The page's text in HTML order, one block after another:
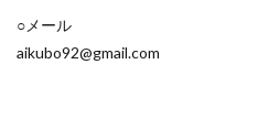
○メール
aikubo92@gmail.com